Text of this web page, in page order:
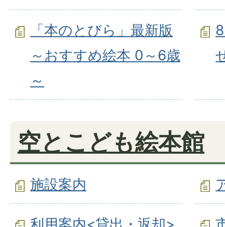
「本のとびら」最新版
～おすすめ絵本 0～6歳
～
空とこども絵本館
施設案内